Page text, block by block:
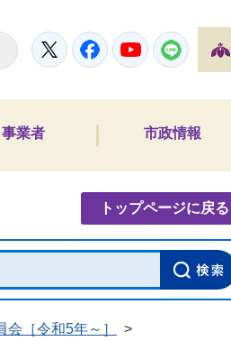
TwitterFacebookYouTubeLINE
事業者 市政情報
トップページに戻る
［令和5年～］ >